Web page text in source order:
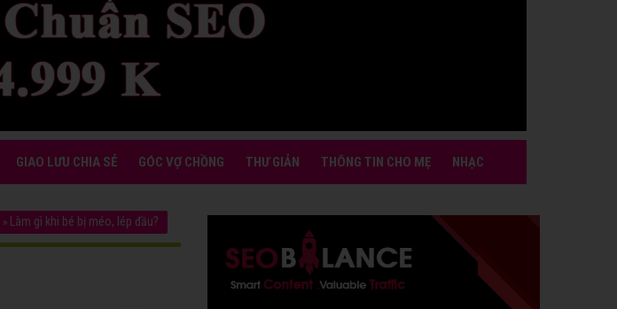
GIAO LƯU CHIA SẺ GÓC VỢ CHỒNG THƯ GIẢN THÔNG TIN CHO MẸ NHẠC
» Làm gì khi bé bị méo, lép đầu?